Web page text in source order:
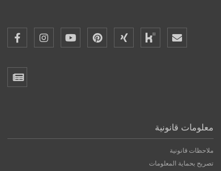
معلومات قانونية
ملاحظات قانونية
تصريح بحماية المعلومات